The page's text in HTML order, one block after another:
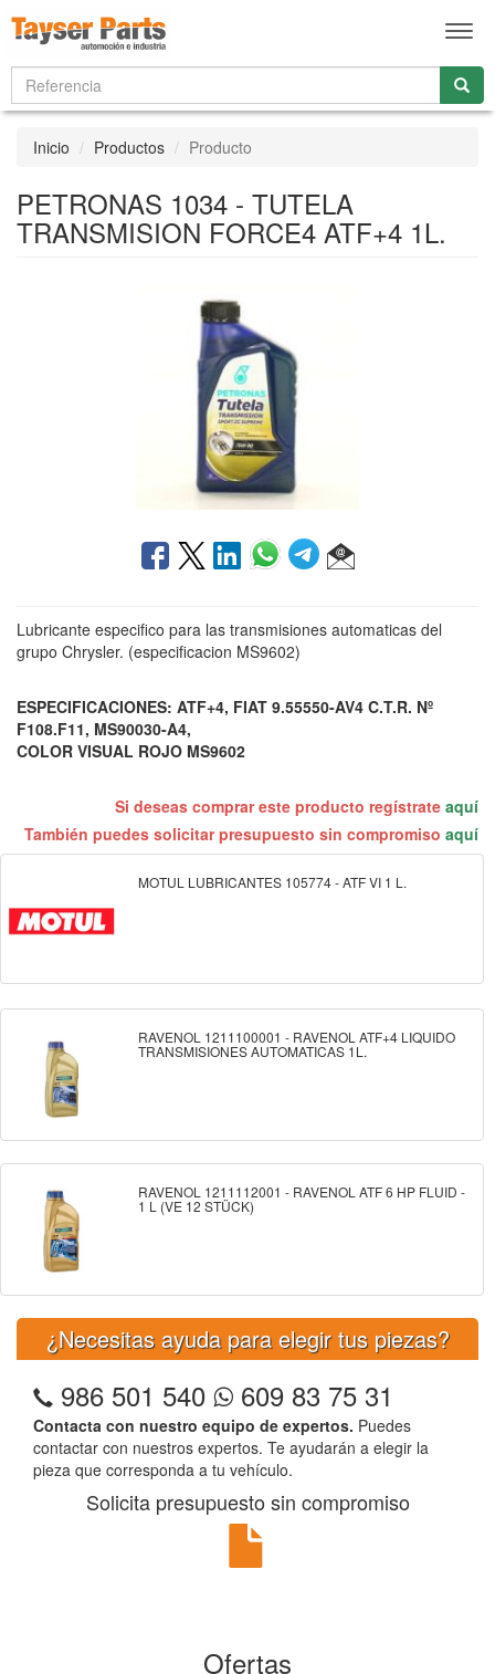
Inicio Productos Producto
PETRONAS 1034 - TUTELA
TRANSMISION FORCE4 ATF+4 1L.
Lubricante especifico para las transmisiones automaticas del
grupo Chrysler. (especificacion MS9602)
ESPECIFICACIONES: ATF+4, FIAT 9.55550-AV4 C.T.R. Nº
F108.F11, MS90030-A4,
COLOR VISUAL ROJO MS9602
Si deseas comprar este producto regístrate aquí
También puedes solicitar presupuesto sin compromiso aquí
MOTUL LUBRICANTES 105774 - ATF VI 1 L.
RAVENOL 1211100001 - RAVENOL ATF+4 LIQUIDO
TRANSMISIONES AUTOMATICAS 1L.
RAVENOL 1211112001 - RAVENOL ATF 6 HP FLUID -
1 L (VE 12 STÜCK)
¿Necesitas ayuda para elegir tus piezas?
986 501 540 609 83 75 31
Contacta con nuestro equipo de expertos. Puedes
contactar con nuestros expertos. Te ayudarán a elegir la
pieza que corresponda a tu vehículo.
Solicita presupuesto sin compromiso
Ofertas